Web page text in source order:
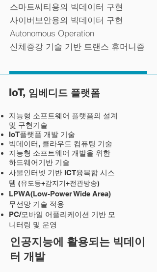
스마트씨티용의 빅데이터 구현
사이버보안용의 빅데이터 구현
Autonomous Operation
신체증강 기술 기반 트랜스 휴머니즘
IoT, 임베디드 플랫폼
지능형 소프트웨어 플랫폼의 설계
및 구현기술
IoT플랫폼 개발 기술
빅데이터, 클라우드 컴퓨팅 기술
지능형 소프트웨어 개발을 위한
하드웨어기반 기술
사물인터넷 기반 ICT융복합 시스
템 (유도등+감지기+전관방송)
LPWA(Low-Power Wide Area)
무선망 기술 적용
PC/모바일 어플리케이션 기반 모
니터링 및 운영
인공지능에 활용되는 빅데이
터 개발